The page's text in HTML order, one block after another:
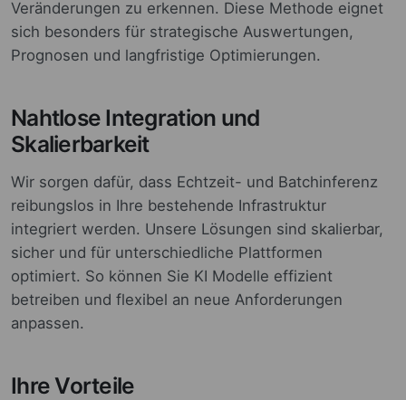
Veränderungen zu erkennen. Diese Methode eignet
sich besonders für strategische Auswertungen,
Prognosen und langfristige Optimierungen.
Nahtlose Integration und
Skalierbarkeit
Wir sorgen dafür, dass Echtzeit- und Batchinferenz
reibungslos in Ihre bestehende Infrastruktur
integriert werden. Unsere Lösungen sind skalierbar,
sicher und für unterschiedliche Plattformen
optimiert. So können Sie KI Modelle effizient
betreiben und flexibel an neue Anforderungen
anpassen.
Ihre Vorteile